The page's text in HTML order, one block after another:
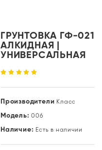
ГРУНТОВКА ГФ-021
АЛКИДНАЯ |
УНИВЕРСАЛЬНАЯ
Производители Класс
Модель: 006
Наличие: Есть в наличии